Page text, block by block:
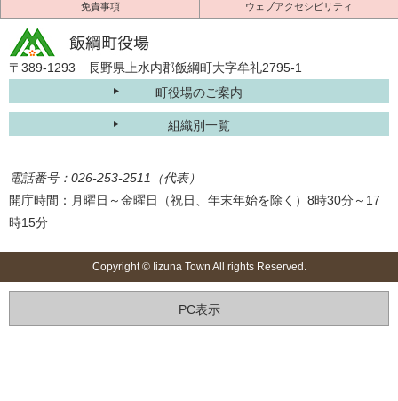
免責事項 ウェブアクセシビリティ
〒389-1293 長野県上水内郡飯綱町大字牟礼2795-1
町役場のご案内
組織別一覧
電話番号：026-253-2511（代表）
開庁時間：月曜日～金曜日（祝日、年末年始を除く）8時30分～17
時15分
Copyright © Iizuna Town All rights Reserved.
PC表示